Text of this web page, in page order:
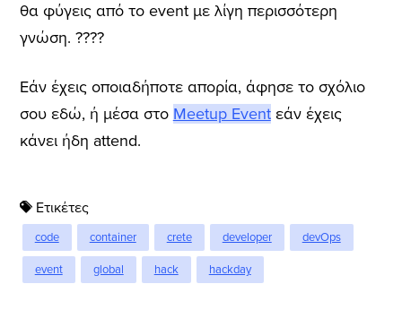
θα φύγεις από το event με λίγη περισσότερη
γνώση. ????
Εάν έχεις οποιαδήποτε απορία, άφησε το σχόλιο
σου εδώ, ή μέσα στο Meetup Eventεάν έχεις
κάνει ήδη attend.
Ετικέτες
code container crete developer devOps
event global hack hackday